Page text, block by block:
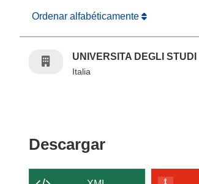
Ordenar alfabéticamente
UNIVERSITA DEGLI STUDI
Italia
DescargarDescargar el